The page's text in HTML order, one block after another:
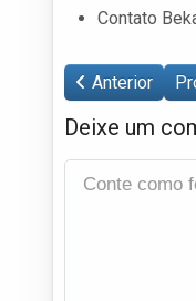
Contato
Anterior
Deixe um